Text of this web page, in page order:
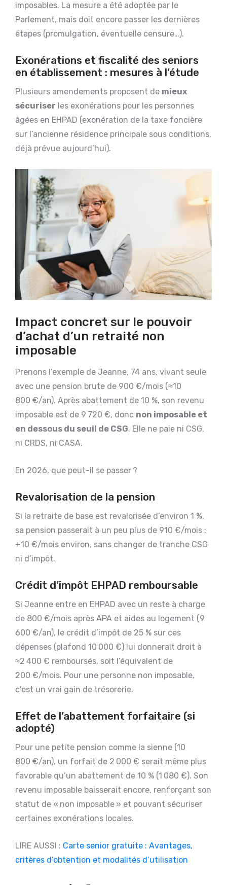
imposables. La mesure a été adoptée par le
Parlement, mais doit encore passer les dernières
étapes (promulgation, éventuelle censure…).
Exonérations et fiscalité des seniors
en établissement : mesures à l’étude
Plusieurs amendements proposent de mieux
sécuriser les exonérations pour les personnes
âgées en EHPAD (exonération de la taxe foncière
sur l’ancienne résidence principale sous conditions,
déjà prévue aujourd’hui).
Impact concret sur le pouvoir
d’achat d’un retraité non
imposable
Prenons l’exemple de Jeanne, 74 ans, vivant seule
avec une pension brute de 900 €/mois (≈10
800 €/an). Après abattement de 10 %, son revenu
imposable est de 9 720 €, donc non imposable et
en dessous du seuil de CSG. Elle ne paie ni CSG,
ni CRDS, ni CASA.
En 2026, que peut-il se passer ?
Revalorisation de la pension
Si la retraite de base est revalorisée d’environ 1 %,
sa pension passerait à un peu plus de 910 €/mois :
+10 €/mois environ, sans changer de tranche CSG
ni d’impôt.
Crédit d’impôt EHPAD remboursable
Si Jeanne entre en EHPAD avec un reste à charge
de 800 €/mois après APA et aides au logement (9
600 €/an), le crédit d’impôt de 25 % sur ces
dépenses (plafond 10 000 €) lui donnerait droit à
≈2 400 € remboursés, soit l’équivalent de
200 €/mois. Pour une personne non imposable,
c’est un vrai gain de trésorerie.
Effet de l’abattement forfaitaire (si
adopté)
Pour une petite pension comme la sienne (10
800 €/an), un forfait de 2 000 € serait même plus
favorable qu’un abattement de 10 % (1 080 €). Son
revenu imposable baisserait encore, renforçant son
statut de « non imposable » et pouvant sécuriser
certaines exonérations locales.
LIRE AUSSI : Carte senior gratuite : Avantages,
critères d’obtention et modalités d’utilisation